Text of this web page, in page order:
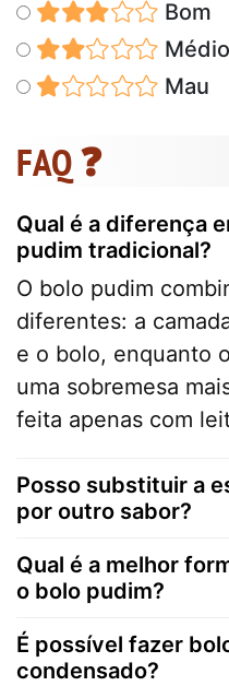
Bom
Médio
Mau
FAQ ❓
Qual é a diferença
pudim tradicional?
O bolo pudim
diferentes: a
e o bolo, enquanto
uma sobremesa
feita apenas com
Posso substituir a
por outro sabor?
Qual é a melhor
o bolo pudim?
É possível fazer
condensado?